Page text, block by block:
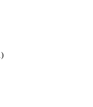
)